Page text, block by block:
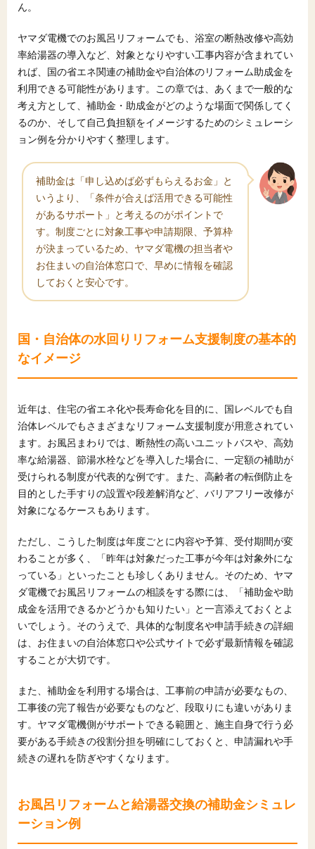
ん。
ヤマダ電機でのお風呂リフォームでも、浴室の断熱改修や高効
率給湯器の導入など、対象となりやすい工事内容が含まれてい
れば、国の省エネ関連の補助金や自治体のリフォーム助成金を
利用できる可能性があります。この章では、あくまで一般的な
考え方として、補助金・助成金がどのような場面で関係してく
るのか、そして自己負担額をイメージするためのシミュレーシ
ョン例を分かりやすく整理します。
補助金は「申し込めば必ずもらえるお金」と
いうより、「条件が合えば活用できる可能性
があるサポート」と考えるのがポイントで
す。制度ごとに対象工事や申請期限、予算枠
が決まっているため、ヤマダ電機の担当者や
お住まいの自治体窓口で、早めに情報を確認
しておくと安心です。
国・自治体の水回りリフォーム支援制度の基本的
なイメージ
近年は、住宅の省エネ化や長寿命化を目的に、国レベルでも自
治体レベルでもさまざまなリフォーム支援制度が用意されてい
ます。お風呂まわりでは、断熱性の高いユニットバスや、高効
率な給湯器、節湯水栓などを導入した場合に、一定額の補助が
受けられる制度が代表的な例です。また、高齢者の転倒防止を
目的とした手すりの設置や段差解消など、バリアフリー改修が
対象になるケースもあります。
ただし、こうした制度は年度ごとに内容や予算、受付期間が変
わることが多く、「昨年は対象だった工事が今年は対象外にな
っている」といったことも珍しくありません。そのため、ヤマ
ダ電機でお風呂リフォームの相談をする際には、「補助金や助
成金を活用できるかどうかも知りたい」と一言添えておくとよ
いでしょう。そのうえで、具体的な制度名や申請手続きの詳細
は、お住まいの自治体窓口や公式サイトで必ず最新情報を確認
することが大切です。
また、補助金を利用する場合は、工事前の申請が必要なもの、
工事後の完了報告が必要なものなど、段取りにも違いがありま
す。ヤマダ電機側がサポートできる範囲と、施主自身で行う必
要がある手続きの役割分担を明確にしておくと、申請漏れや手
続きの遅れを防ぎやすくなります。
お風呂リフォームと給湯器交換の補助金シミュレ
ーション例